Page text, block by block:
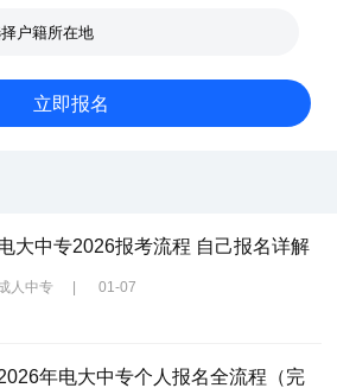
大中专2026报考流程 自己报名详解
人中专 | 01-07
年电大中专个人报名全流程（完